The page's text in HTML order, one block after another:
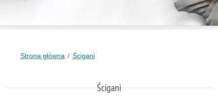
Strona główna Ścigani
Ścigani